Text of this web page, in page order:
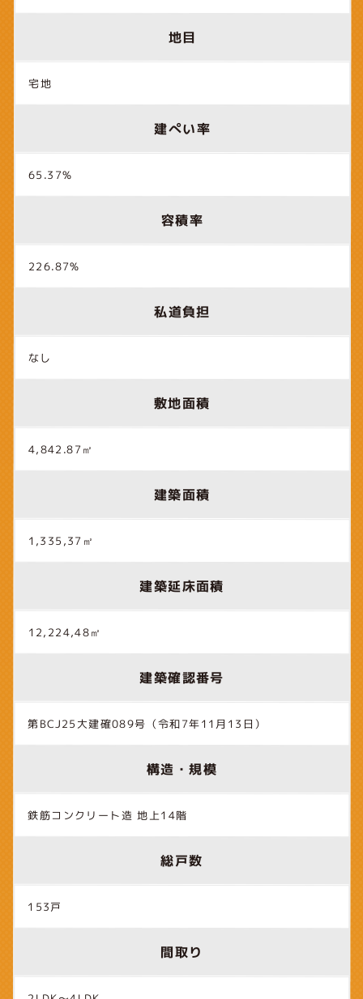
地目
宅地
建ぺい率
65.37%
容積率
226.87%
私道負担
なし
敷地面積
4,842.87㎡
建築面積
1,335,37㎡
建築延床面積
12,224,48㎡
建築確認番号
第BCJ25大建確089号（令和7年11月13日）
構造・規模
鉄筋コンクリート造 地上14階
総戸数
153戸
間取り